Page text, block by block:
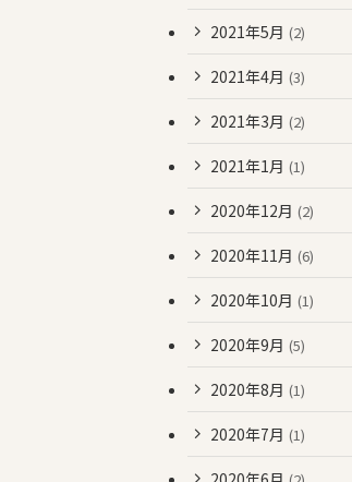
2021年5月 (2)
2021年4月 (3)
2021年3月 (2)
2021年1月 (1)
2020年12月 (2)
2020年11月 (6)
2020年10月 (1)
2020年9月 (5)
2020年8月 (1)
2020年7月 (1)